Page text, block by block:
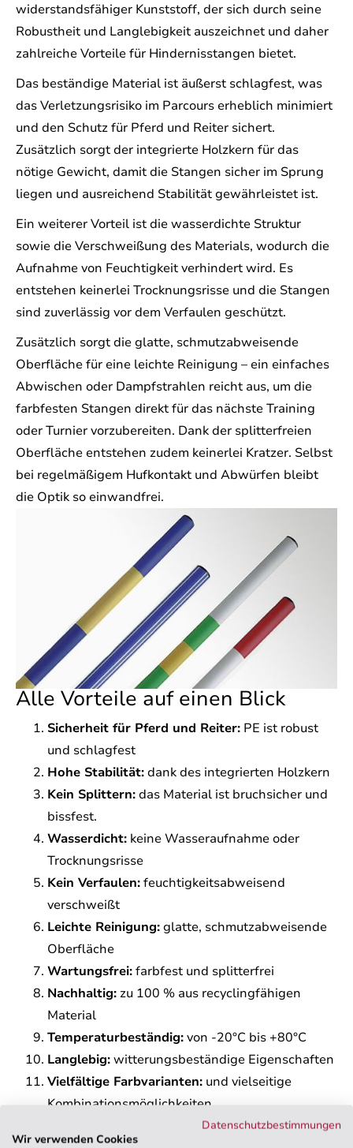
widerstandsfähiger Kunststoff, der sich durch seine
Robustheit und Langlebigkeit auszeichnet und daher
zahlreiche Vorteile für Hindernisstangen bietet.
Das beständige Material ist äußerst schlagfest, was
das Verletzungsrisiko im Parcours erheblich minimiert
und den Schutz für Pferd und Reiter sichert.
Zusätzlich sorgt der integrierte Holzkern für das
nötige Gewicht, damit die Stangen sicher im Sprung
liegen und ausreichend Stabilität gewährleistet ist.
Ein weiterer Vorteil ist die wasserdichte Struktur
sowie die Verschweißung des Materials, wodurch die
Aufnahme von Feuchtigkeit verhindert wird. Es
entstehen keinerlei Trocknungsrisse und die Stangen
sind zuverlässig vor dem Verfaulen geschützt.
Zusätzlich sorgt die glatte, schmutzabweisende
Oberfläche für eine leichte Reinigung – ein einfaches
Abwischen oder Dampfstrahlen reicht aus, um die
farbfesten Stangen direkt für das nächste Training
oder Turnier vorzubereiten. Dank der splitterfreien
Oberfläche entstehen zudem keinerlei Kratzer. Selbst
bei regelmäßigem Hufkontakt und Abwürfen bleibt
die Optik so einwandfrei.
Alle Vorteile auf einen Blick
Sicherheit für Pferd und Reiter: PE ist robust
und schlagfest
Hohe Stabilität:dank des integrierten Holzkern
Kein Splittern:das Material ist bruchsicher und
bissfest.
Wasserdicht: keine Wasseraufnahme oder
Trocknungsrisse
Kein Verfaulen:feuchtigkeitsabweisend
verschweißt
Leichte Reinigung:glatte, schmutzabweisende
Oberfläche
Wartungsfrei:farbfest und splitterfrei
Nachhaltig: zu 100 % aus recyclingfähigen
Material
Temperaturbeständig:von -20°C bis +80°C
Langlebig:witterungsbeständige Eigenschaften
Vielfältige Farbvarianten: und vielseitige
Kombinationsmöglichkeiten
Datenschutzbestimmungen
Wir verwenden Cookies